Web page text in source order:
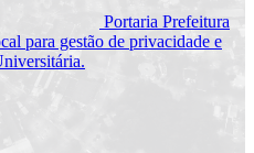
Portaria Prefeitura
para gestão de privacidade e